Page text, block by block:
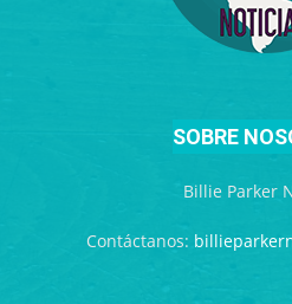
SOBRE
Billie Parker
Contáctanos: